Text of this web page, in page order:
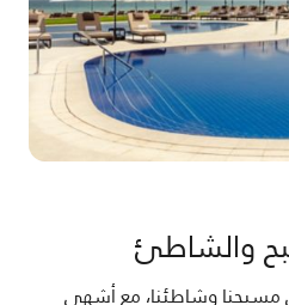
والشاطئ
مسبحنا وشاطئنا، مع أشهى